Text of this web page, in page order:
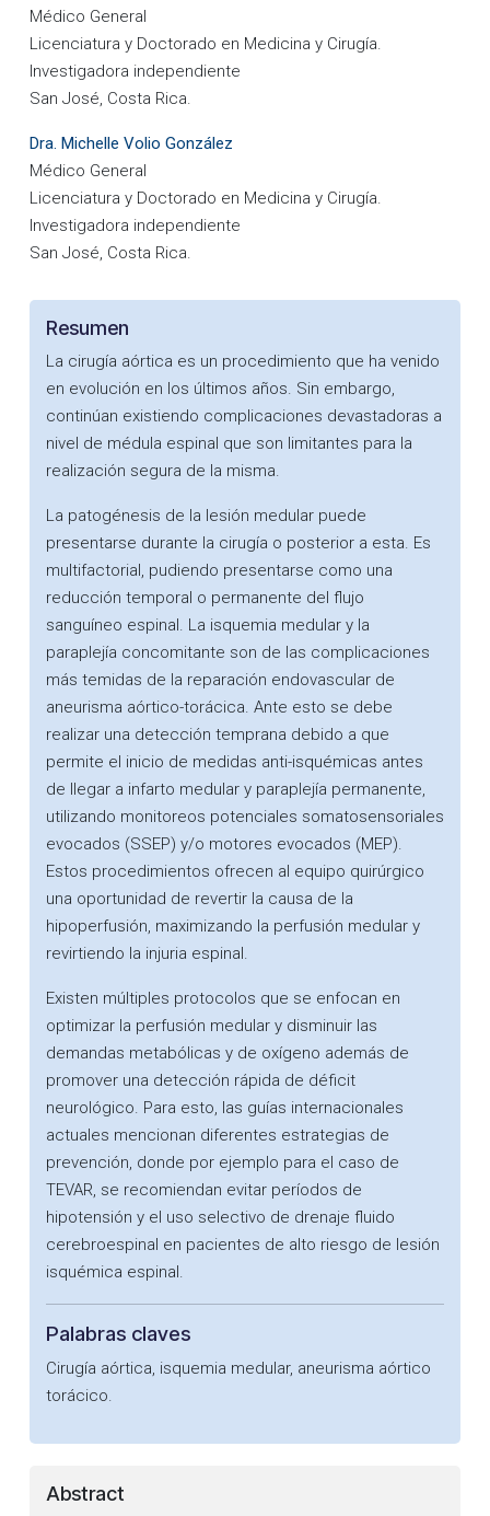
Médico General
Licenciatura y Doctorado en Medicina y Cirugía.
Investigadora independiente
San José, Costa Rica.
Dra. Michelle Volio González
Médico General
Licenciatura y Doctorado en Medicina y Cirugía.
Investigadora independiente
San José, Costa Rica.
Resumen
La cirugía aórtica es un procedimiento que ha venido
en evolución en los últimos años. Sin embargo,
continúan existiendo complicaciones devastadoras a
nivel de médula espinal que son limitantes para la
realización segura de la misma.
La patogénesis de la lesión medular puede
presentarse durante la cirugía o posterior a esta. Es
multifactorial, pudiendo presentarse como una
reducción temporal o permanente del flujo
sanguíneo espinal. La isquemia medular y la
paraplejía concomitante son de las complicaciones
más temidas de la reparación endovascular de
aneurisma aórtico-torácica. Ante esto se debe
realizar una detección temprana debido a que
permite el inicio de medidas anti-isquémicas antes
de llegar a infarto medular y paraplejía permanente,
utilizando monitoreos potenciales somatosensoriales
evocados (SSEP) y/o motores evocados (MEP).
Estos procedimientos ofrecen al equipo quirúrgico
una oportunidad de revertir la causa de la
hipoperfusión, maximizando la perfusión medular y
revirtiendo la injuria espinal.
Existen múltiples protocolos que se enfocan en
optimizar la perfusión medular y disminuir las
demandas metabólicas y de oxígeno además de
promover una detección rápida de déficit
neurológico. Para esto, las guías internacionales
actuales mencionan diferentes estrategias de
prevención, donde por ejemplo para el caso de
TEVAR, se recomiendan evitar períodos de
hipotensión y el uso selectivo de drenaje fluido
cerebroespinal en pacientes de alto riesgo de lesión
isquémica espinal.
Palabras claves
Cirugía aórtica, isquemia medular, aneurisma aórtico
torácico.
Abstract